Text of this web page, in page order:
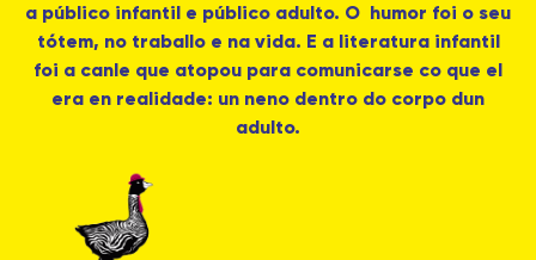
a público infantil e público adulto. O humor foi o seu
tótem, no traballo e na vida. E a literatura infantil
foi a canle que atopou para comunicarse co que el
era en realidade: un neno dentro do corpo dun
adulto.